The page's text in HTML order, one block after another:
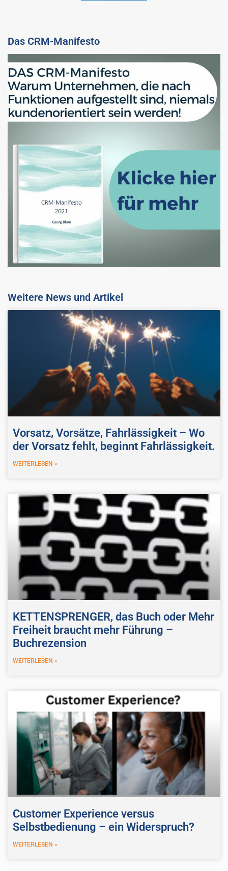
Das CRM-Manifesto
Weitere News und Artikel
Vorsatz, Vorsätze, Fahrlässigkeit – Wo
der Vorsatz fehlt, beginnt Fahrlässigkeit.
WEITERLESEN »
KETTENSPRENGER, das Buch oder Mehr
Freiheit braucht mehr Führung –
Buchrezension
WEITERLESEN »
Customer Experience versus
Selbstbedienung – ein Widerspruch?
WEITERLESEN »